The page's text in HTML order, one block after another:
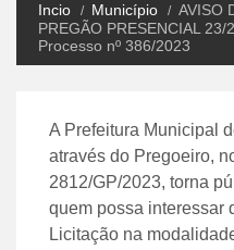
Incio Município
AVISO
PREGÃO PRESENCIAL
Processo nº 386/2023
A Prefeitura Municipal
através do Pregoeiro,
2812/GP/2023, torna
quem possa interessar
Licitação na